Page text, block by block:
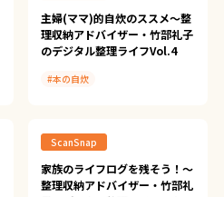
主婦(ママ)的自炊のススメ〜整
理収納アドバイザー・竹部礼子
のデジタル整理ライフVol.4
#本の自炊
ScanSnap
家族のライフログを残そう！〜
整理収納アドバイザー・竹部礼